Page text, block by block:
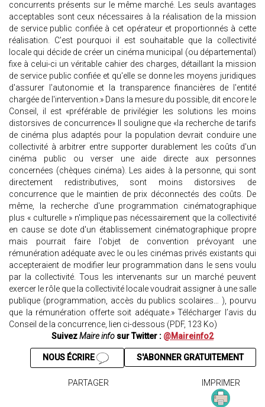
concurrents présents sur le même marché. Les seuls avantages
acceptables sont ceux nécessaires à la réalisation de la mission
de service public confiée à cet opérateur et proportionnés à cette
réalisation. C'est pourquoi il est souhaitable que la collectivité
locale qui décide de créer un cinéma municipal (ou départemental)
fixe à celui-ci un véritable cahier des charges, détaillant la mission
de service public confiée et qu'elle se donne les moyens juridiques
d'assurer l'autonomie et la transparence financières de l'entité
chargée de l'intervention.» Dans la mesure du possible, dit encore le
Conseil, il est «préférable de privilégier les solutions les moins
distorsives de concurrence» Il souligne que «la recherche de tarifs
de cinéma plus adaptés pour la population devrait conduire une
collectivité à arbitrer entre supporter durablement les coûts d'un
cinéma public ou verser une aide directe aux personnes
concernées (chèques cinéma). Les aides à la personne, qui sont
directement redistributives, sont moins distorsives de
concurrence que le maintien de prix déconnectés des coûts. De
même, la recherche d'une programmation cinématographique
plus « culturelle » n'implique pas nécessairement que la collectivité
en cause se dote d'un établissement cinématographique propre
mais pourrait faire l'objet de convention prévoyant une
rémunération adéquate avec le ou les cinémas privés existants qui
accepteraient de modifier leur programmation dans le sens voulu
par la collectivité. Tous les intervenants sur un marché peuvent
exercer le rôle que la collectivité locale voudrait assigner à une salle
publique (programmation, accès du publics scolaires… ), pourvu
que la rémunération offerte soit adéquate.» Télécharger l’avis du
Conseil de la concurrence, lien ci-dessous (PDF, 123 Ko)
SuivezMaire info sur Twitter : @Maireinfo2
S'ABONNER GRATUITEMENT
NOUS ÉCRIRE
PARTAGER IMPRIMER